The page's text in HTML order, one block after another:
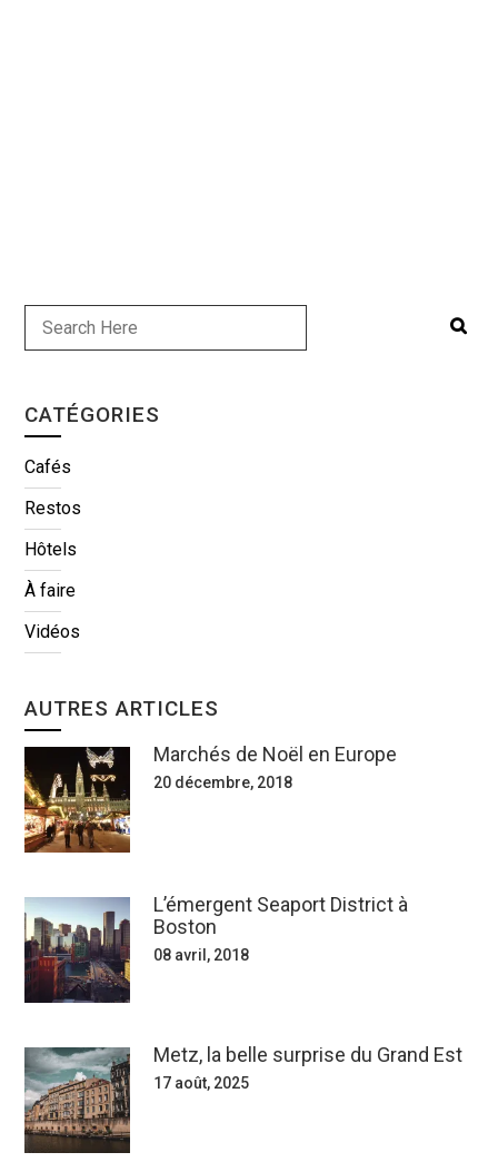
CATÉGORIES
Cafés
Restos
Hôtels
À faire
Vidéos
AUTRES ARTICLES
Marchés de Noël en Europe
20 décembre, 2018
L’émergent Seaport District à
Boston
08 avril, 2018
Metz, la belle surprise du Grand Est
17 août, 2025